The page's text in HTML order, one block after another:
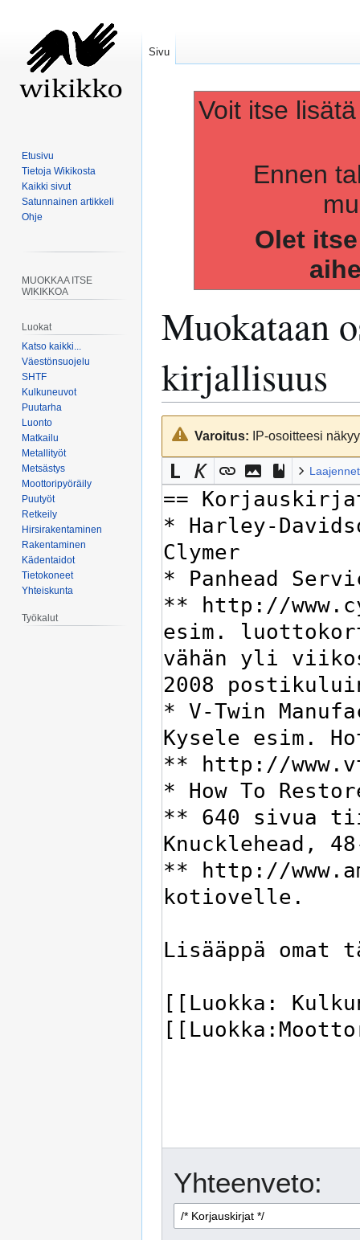
Voit itse
Ennen
Olet
Muokataan
kirjallisuus
Siirry
navigaatioon
Siirry
hakuunVaroitus: IP-osoitteesi
Yhteenveto:
Sivu
Etusivu
Tietoja Wikikosta
Kaikki sivut
Satunnainen artikkeli
Ohje
MUOKKAA ITSE
WIKIKKOA
Luokat
Katso kaikki...
Väestönsuojelu
SHTF
Kulkuneuvot
Puutarha
Luonto
Matkailu
Metallityöt
Metsästys
Moottoripyöräily
Puutyöt
Retkeily
Hirsirakentaminen
Rakentaminen
Kädentaidot
Tietokoneet
Yhteiskunta
Työkalut